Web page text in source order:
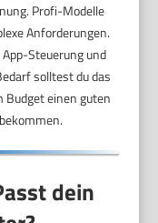
Profi-Modelle
Anforderungen.
Steuerung und
solltest du das
Budget einen guten
dein